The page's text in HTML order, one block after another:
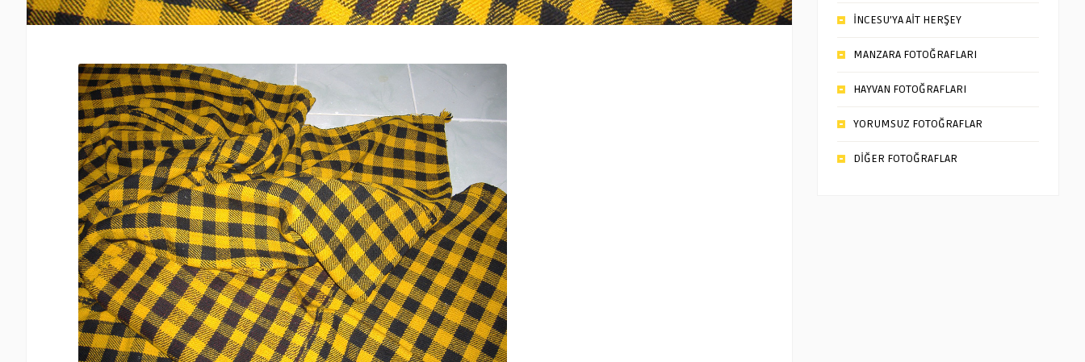
İNCESU’YA AİT HERŞEY
MANZARA FOTOĞRAFLARI
HAYVAN FOTOĞRAFLARI
YORUMSUZ FOTOĞRAFLAR
DİĞER FOTOĞRAFLAR